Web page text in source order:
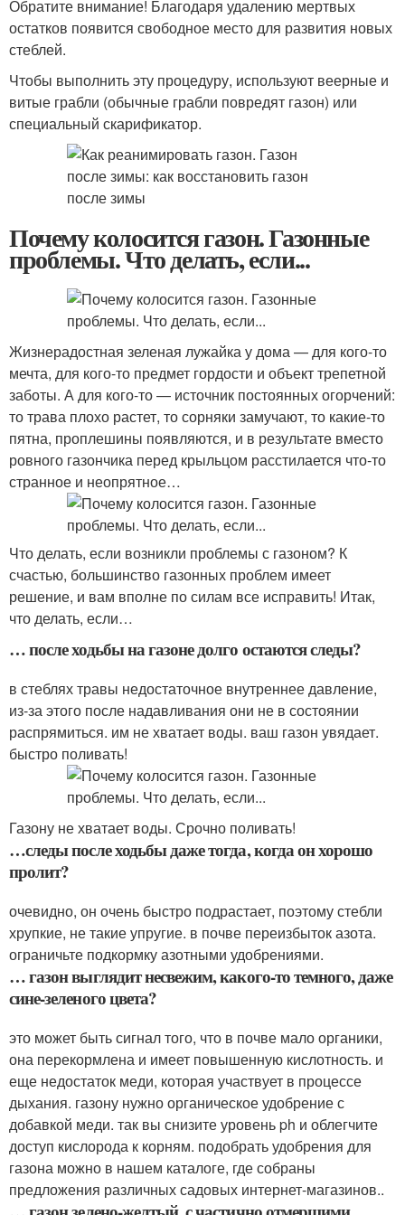
Обратите внимание! Благодаря удалению мертвых
остатков появится свободное место для развития новых
стеблей.
Чтобы выполнить эту процедуру, используют веерные и
витые грабли (обычные грабли повредят газон) или
специальный скарификатор.
Почему колосится газон. Газонные
проблемы. Что делать, если...
Жизнерадостная зеленая лужайка у дома — для кого-то
мечта, для кого-то предмет гордости и объект трепетной
заботы. А для кого-то — источник постоянных огорчений:
то трава плохо растет, то сорняки замучают, то какие-то
пятна, проплешины появляются, и в результате вместо
ровного газончика перед крыльцом расстилается что-то
странное и неопрятное…
Что делать, если возникли проблемы с газоном? К
счастью, большинство газонных проблем имеет
решение, и вам вполне по силам все исправить! Итак,
что делать, если…
… после ходьбы на газоне долго остаются следы?
в стеблях травы недостаточное внутреннее давление,
из-за этого после надавливания они не в состоянии
распрямиться. им не хватает воды. ваш газон увядает.
быстро поливать!
Газону не хватает воды. Срочно поливать!
…следы после ходьбы даже тогда, когда он хорошо
пролит?
очевидно, он очень быстро подрастает, поэтому стебли
хрупкие, не такие упругие. в почве переизбыток азота.
ограничьте подкормку азотными удобрениями.
… газон выглядит несвежим, какого-то темного, даже
сине-зеленого цвета?
это может быть сигнал того, что в почве мало органики,
она перекормлена и имеет повышенную кислотность. и
еще недостаток меди, которая участвует в процессе
дыхания. газону нужно органическое удобрение с
добавкой меди. так вы снизите уровень ph и облегчите
доступ кислорода к корням. подобрать удобрения для
газона можно в нашем каталоге, где собраны
предложения различных садовых интернет-магазинов..